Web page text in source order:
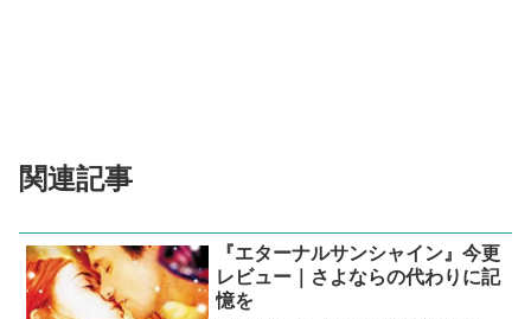
関連記事
『エターナルサンシャイン』今更
レビュー｜さよならの代わりに記
憶を